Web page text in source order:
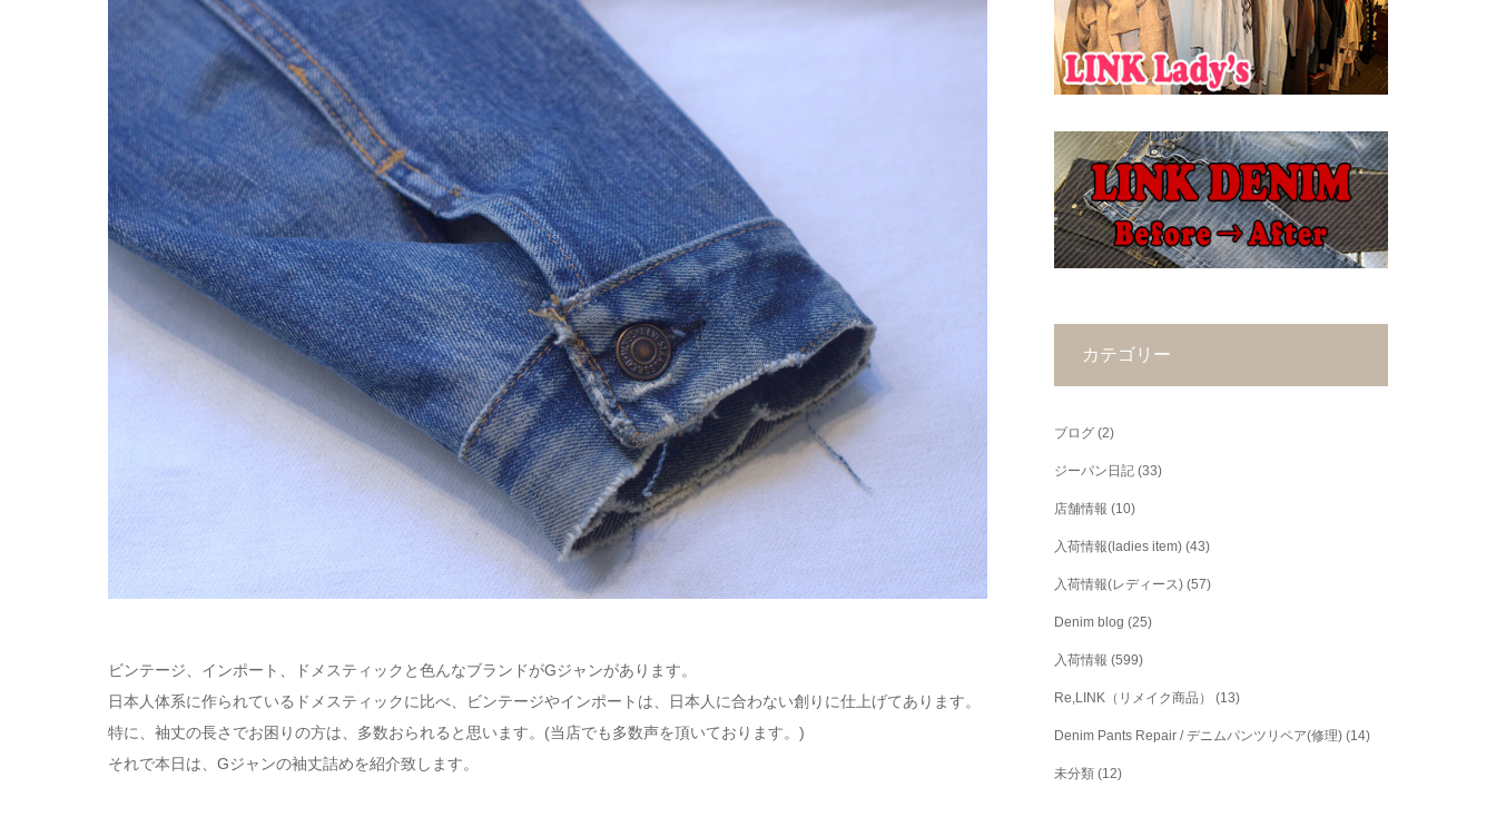
ビンテージ、インポート、ドメスティックと色んなブランドがGジャンがあります。
日本人体系に作られているドメスティックに比べ、ビンテージやインポートは、日本人に合わない創りに仕上げてあります。
特に、袖丈の長さでお困りの方は、多数おられると思います。(当店でも多数声を頂いております。)
それで本日は、Gジャンの袖丈詰めを紹介致します。
カテゴリー
ブログ (2)
ジーパン日記 (33)
店舗情報 (10)
入荷情報(ladies item) (43)
入荷情報(レディース) (57)
Denim blog (25)
入荷情報 (599)
Re,LINK（リメイク商品） (13)
Denim Pants Repair / デニムパンツリペア(修理) (14)
未分類 (12)